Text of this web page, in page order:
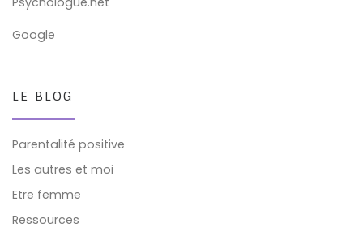
Google
LE BLOG
Parentalité positive
Les autres et moi
Etre femme
Ressources